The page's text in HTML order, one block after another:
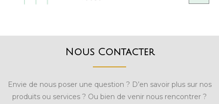
Nous Contacter
Envie de nous poser une question ? D’en savoir plus sur nos
produits ou services ? Ou bien de venir nous rencontrer ?